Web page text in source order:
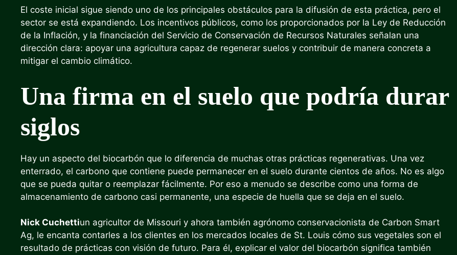
El coste inicial sigue siendo uno de los principales obstáculos para la difusión de esta práctica, pero el
sector se está expandiendo. Los incentivos públicos, como los proporcionados por la Ley de Reducción
de la Inflación, y la financiación del Servicio de Conservación de Recursos Naturales señalan una
dirección clara: apoyar una agricultura capaz de regenerar suelos y contribuir de manera concreta a
mitigar el cambio climático.
Una firma en el suelo que podría durar
siglos
Hay un aspecto del biocarbón que lo diferencia de muchas otras prácticas regenerativas. Una vez
enterrado, el carbono que contiene puede permanecer en el suelo durante cientos de años. No es algo
que se pueda quitar o reemplazar fácilmente. Por eso a menudo se describe como una forma de
almacenamiento de carbono casi permanente, una especie de huella que se deja en el suelo.
Nick Cuchettiun agricultor de Missouri y ahora también agrónomo conservacionista de Carbon Smart
Ag, le encanta contarles a los clientes en los mercados locales de St. Louis cómo sus vegetales son el
resultado de prácticas con visión de futuro. Para él, explicar el valor del biocarbón significa también